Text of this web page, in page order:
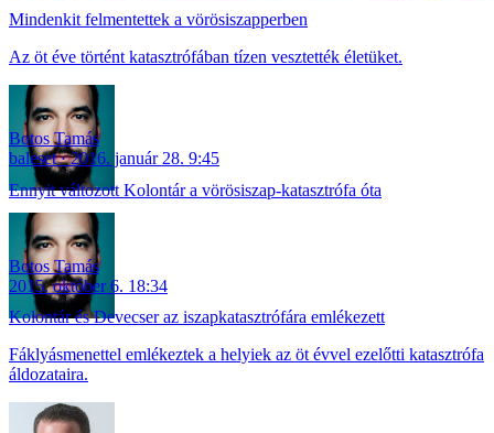
Mindenkit felmentettek a vörösiszapperben
Az öt éve történt katasztrófában tízen vesztették életüket.
Botos Tamás
baleset
2016. január 28. 9:45
Ennyit változott Kolontár a vörösiszap-katasztrófa óta
Botos Tamás
2015. október 6. 18:34
Kolontár és Devecser az iszapkatasztrófára emlékezett
Fáklyásmenettel emlékeztek a helyiek az öt évvel ezelőtti katasztrófa
áldozataira.